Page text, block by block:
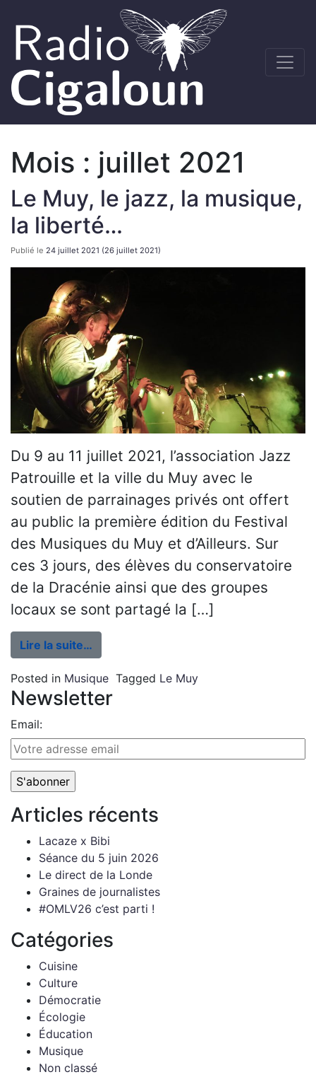
Mois : juillet 2021
Le Muy, le jazz, la musique,
la liberté…
Publié le 24 juillet 2021 (26 juillet 2021)
Du 9 au 11 juillet 2021, l’association Jazz
Patrouille et la ville du Muy avec le
soutien de parrainages privés ont offert
au public la première édition du Festival
des Musiques du Muy et d’Ailleurs. Sur
ces 3 jours, des élèves du conservatoire
de la Dracénie ainsi que des groupes
locaux se sont partagé la […]
Lire la suite…
Posted in Musique Tagged Le Muy
Newsletter
Email:
Articles récents
Lacaze x Bibi
Séance du 5 juin 2026
Le direct de la Londe
Graines de journalistes
#OMLV26 c’est parti !
Catégories
Cuisine
Culture
Démocratie
Écologie
Éducation
Musique
Non classé